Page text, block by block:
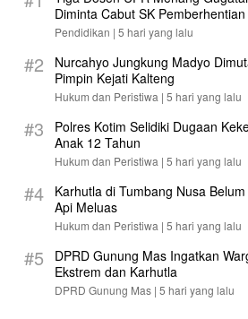
Diminta Cabut SK Pemberhentian
Pendidikan | 5 hari yang lalu
#2
Nurcahyo Jungkung Madyo
Pimpin Kejati Kalteng
Hukum dan Peristiwa | 5 hari yang lalu
#3
Polres Kotim Selidiki Dugaan
Anak 12 Tahun
Hukum dan Peristiwa | 5 hari yang lalu
#4
Karhutla di Tumbang Nusa
Api Meluas
Hukum dan Peristiwa | 5 hari yang lalu
#5
DPRD Gunung Mas Ingatkan
Ekstrem dan Karhutla
DPRD Gunung Mas | 5 hari yang lalu